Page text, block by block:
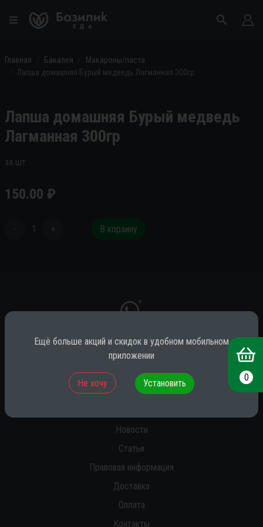
Главная Бакалея
Макароны/паста
Лапша домашняя Бурый медведь Лагманная 300гр
Лапша домашняя Бурый медведь
Лагманная 300гр
за шт
150.00 ₽
- 1 + В корзину
*
* принадлежит компании Meta (признана экстремистской на территории
Новости
Статьи
Правовая информация
Доставка
Оплата
Контакты
0
Ещё больше акций и скидок в удобном мобильном
приложении
Не хочу Установить